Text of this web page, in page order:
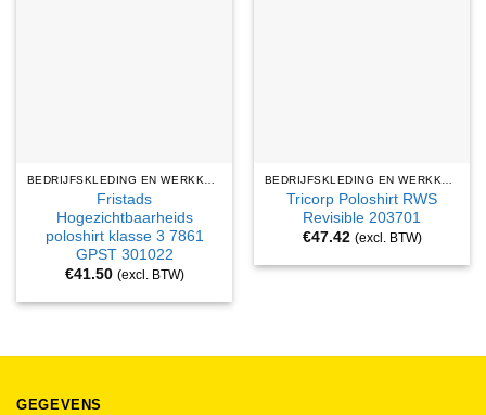
BEDRIJFSKLEDING EN WERKKLEDING
Fristads
Hogezichtbaarheids
poloshirt klasse 3 7861
GPST 301022
€41.50 (excl. BTW)
BEDRIJFSKLEDING EN WERKKLEDING
Tricorp Poloshirt RWS
Revisible 203701
€47.42 (excl. BTW)
GEGEVENS